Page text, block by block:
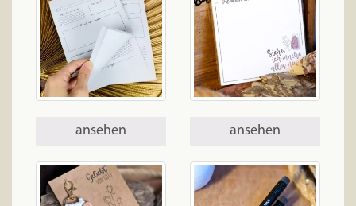
ansehen ansehen